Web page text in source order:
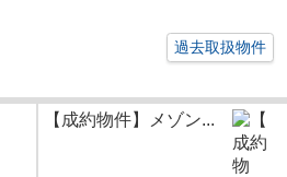
過去取扱物件
【成約物件】メゾン...